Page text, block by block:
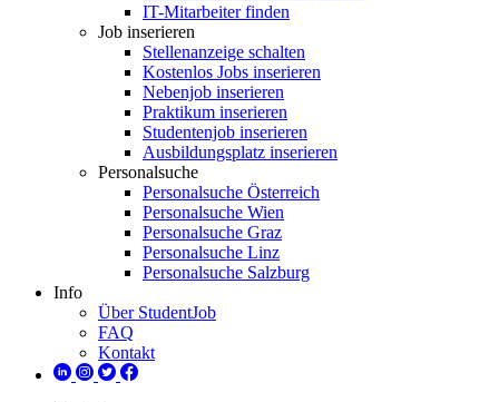
IT-Mitarbeiter finden
Job inserieren
Stellenanzeige schalten
Kostenlos Jobs inserieren
Nebenjob inserieren
Praktikum inserieren
Studentenjob inserieren
Ausbildungsplatz inserieren
Personalsuche
Personalsuche Österreich
Personalsuche Wien
Personalsuche Graz
Personalsuche Linz
Personalsuche Salzburg
Info
Über StudentJob
FAQ
Kontakt